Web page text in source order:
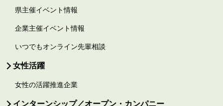
県主催イベント情報
企業主催イベント情報
いつでもオンライン先輩相談
女性活躍
女性の活躍推進企業
インターンシップ／オープン・カンパニー